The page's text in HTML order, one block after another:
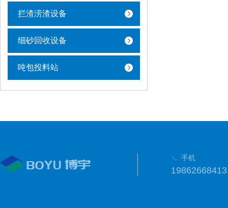
拦渣涝渣设备
细砂回收设备
吨包投料站
手机
19862668413